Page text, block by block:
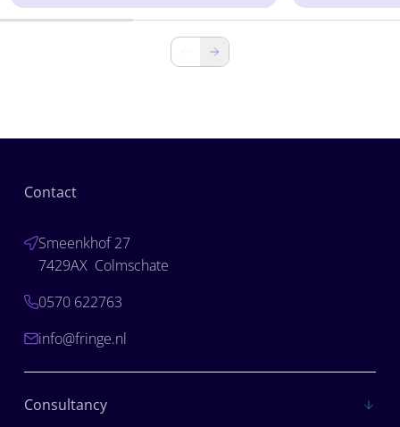
hoe mbo-instellingen de stap
maken van traditioneel toetsen
naar het zichtbaar maken van
werkveld.
Consultancy
Contact
Smeenkhof 27
7429AX Colmschate
0570 622763
info@fringe.nl